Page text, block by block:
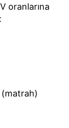
oranlarına
(matrah)